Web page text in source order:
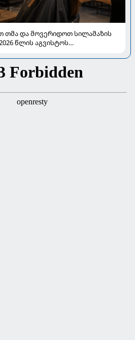
თმა და მოვერიდოთ სილამაზის
წლის აგვისტოს